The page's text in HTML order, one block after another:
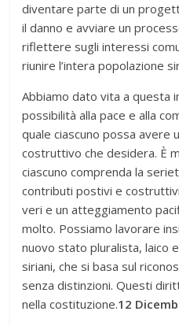
diventare parte di un
il danno e avviare un
riflettere sugli interessi
riunire l’intera popolazione
Abbiamo dato vita a questa
possibilità alla pace e alla
quale ciascuno possa avere
costruttivo che desidera. È
ciascuno comprenda la
contributi postivi e
veri e un atteggiamento
molto. Possiamo lavorare
nuovo stato pluralista, laico
siriani, che si basa sul
senza distinzioni. Questi
nella costituzione.12